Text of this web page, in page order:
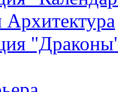
Архитектура